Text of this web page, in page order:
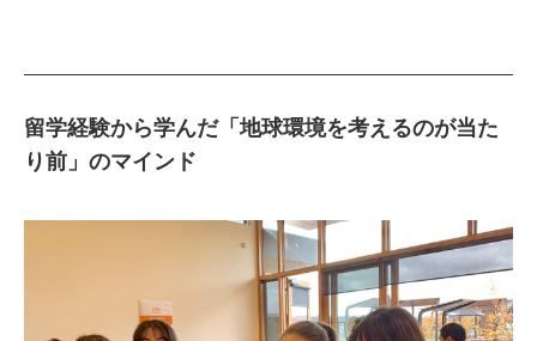
留学経験から学んだ「地球環境を考えるのが当た
り前」のマインド